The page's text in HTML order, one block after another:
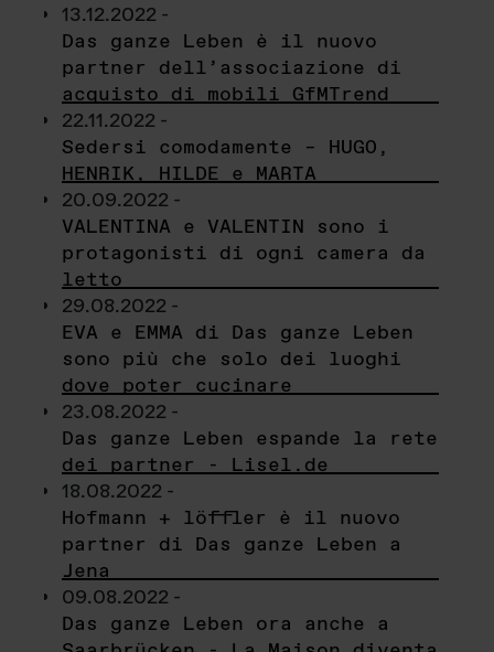
13.12.2022 -
Das ganze Leben è il nuovo
partner dell’associazione di
acquisto di mobili GfMTrend
22.11.2022 -
Sedersi comodamente – HUGO,
HENRIK, HILDE e MARTA
20.09.2022 -
VALENTINA e VALENTIN sono i
protagonisti di ogni camera da
letto
29.08.2022 -
EVA e EMMA di Das ganze Leben
sono più che solo dei luoghi
dove poter cucinare
23.08.2022 -
Das ganze Leben espande la rete
dei partner - Lisel.de
18.08.2022 -
Hofmann + löffler è il nuovo
partner di Das ganze Leben a
Jena
09.08.2022 -
Das ganze Leben ora anche a